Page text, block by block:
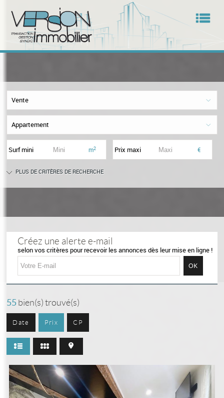
Nos Offres
La Gestion
Mon Compte
Sélection 0
Vente
Appartement
Surf mini m2 Prix maxi €
PLUS DE CRITÈRES DE RECHERCHE
Créez une alerte e-mail
selon vos critères pour recevoir les annonces dès leur mise en ligne !
55 bien(s) trouvé(s)
Date Prix CP